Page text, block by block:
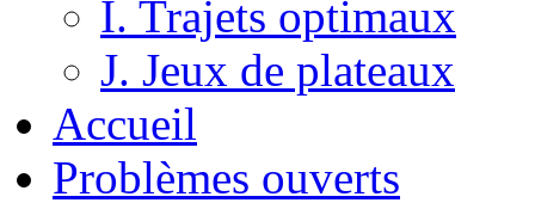
I. Trajets optimaux
J. Jeux de plateaux
Accueil
Problèmes ouverts